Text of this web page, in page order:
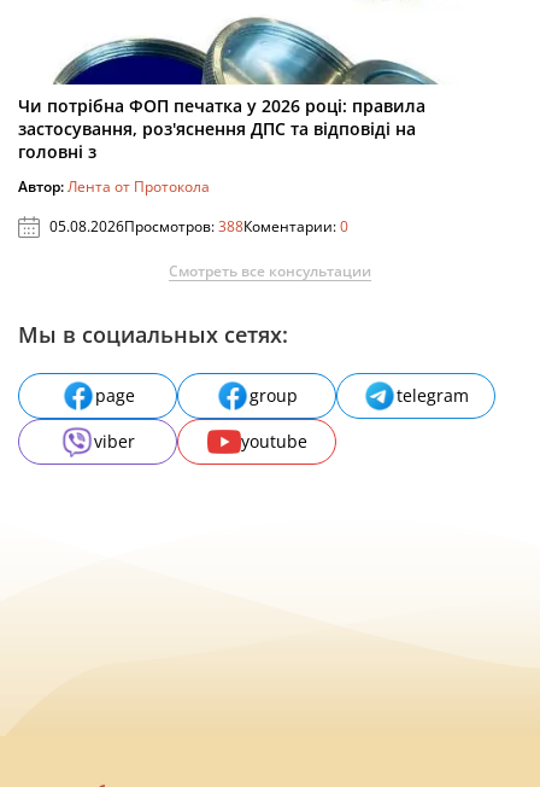
Чи потрібна ФОП печатка у 2026 році: правила
застосування, роз'яснення ДПС та відповіді на
головні з
Автор:Лента от Протокола
05.08.2026Просмотров:388Коментарии:0
Смотреть все консультации
Мы в социальных сетях:
page group
telegram
viber
youtube